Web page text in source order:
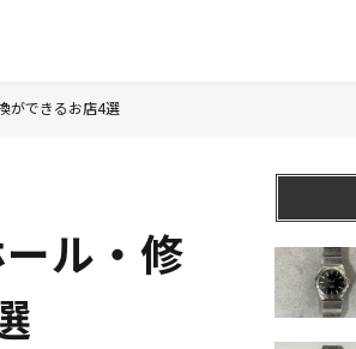
ができるお店4選
ル・修